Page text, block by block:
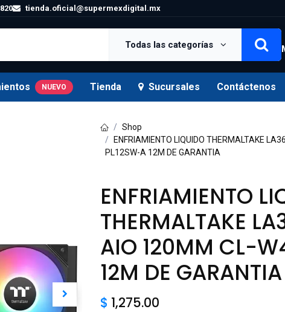
tienda.oficial@supermexdigital.mx
Todas las categorías
NUEVO Tienda Sucursales Contáctenos
Shop
ENFRIAMIENTO LIQUIDO THERMALTAKE
PL12SW-A 12M DE GARANTIA
ENFRIAMIENTO
THERMALTAKE
AIO 120MM CL-
12M DE GARANTIA
$ 1,275.00